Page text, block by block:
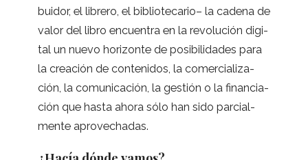
bui­dor, el librero, el biblio­te­ca­rio– la cadena de
valor del libro encuen­tra en la revo­lu­ción digi­
tal un nuevo hori­zonte de posi­bi­li­da­des para
la crea­ción de con­te­ni­dos, la comer­cia­li­za­
ción, la comu­ni­ca­ción, la ges­tión o la finan­cia­
ción que hasta ahora sólo han sido par­cial­
mente aprovechadas.